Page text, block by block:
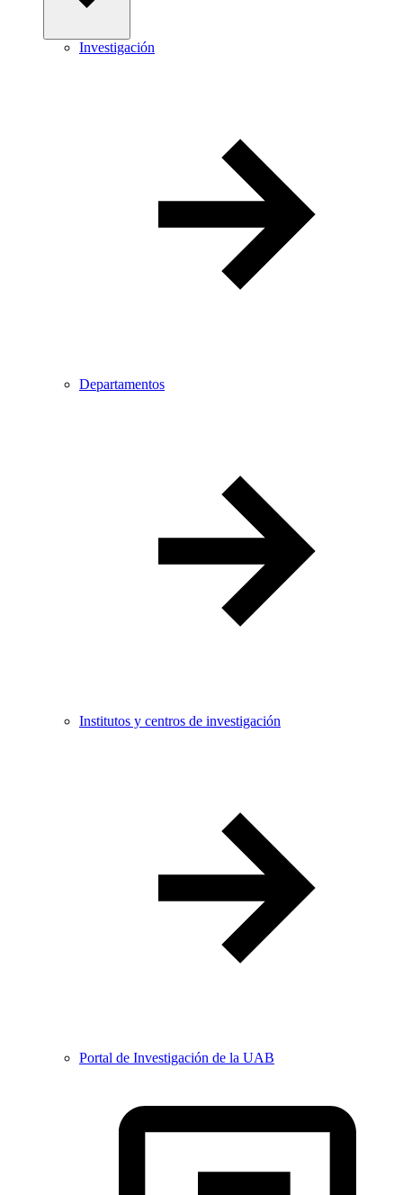
Investigación
Departamentos
Institutos y centros de investigación
Portal de Investigación de la UAB